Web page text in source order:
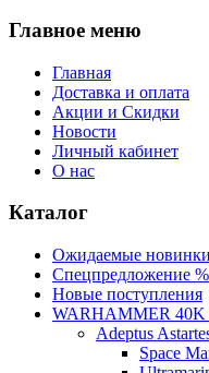
Главное меню
Главная
Доставка и оплата
Акции и Скидки
Новости
Личный кабинет
О нас
Каталог
Ожидаемые
Спецпредложение %
Новые поступления
WARHAMMER 40K
Adeptus
Space